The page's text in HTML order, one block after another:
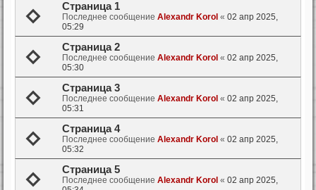
Страница 1
Последнее сообщение Alexandr Korol « 02 апр 2025,
05:29
Страница 2
Последнее сообщение Alexandr Korol « 02 апр 2025,
05:30
Страница 3
Последнее сообщение Alexandr Korol « 02 апр 2025,
05:31
Страница 4
Последнее сообщение Alexandr Korol « 02 апр 2025,
05:32
Страница 5
Последнее сообщение Alexandr Korol « 02 апр 2025,